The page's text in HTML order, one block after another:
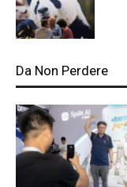
Da Non Perdere